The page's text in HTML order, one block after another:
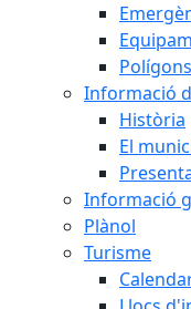
Polígons
Informació
Història
El
Informació
Plànol
Turisme